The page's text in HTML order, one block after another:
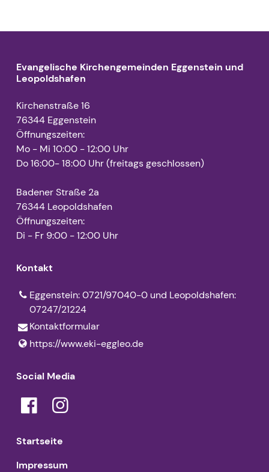
Evangelische Kirchengemeinden Eggenstein und
Leopoldshafen
Kirchenstraße 16
76344 Eggenstein
Öffnungszeiten:
Mo - Mi 10:00 - 12:00 Uhr
Do 16:00- 18:00 Uhr (freitags geschlossen)
Badener Straße 2a
76344 Leopoldshafen
Öffnungszeiten:
Di - Fr 9:00 - 12:00 Uhr
Kontakt
Eggenstein: 0721/97040-0 und Leopoldshafen:
07247/21224
Kontaktformular
https://www.​eki-eggleo.​de
Social Media
Startseite
Impressum